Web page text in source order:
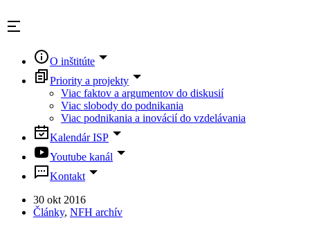
to
content
O inštitúte
Priority a projekty
Viac faktov a argumentov do diskusií
Viac slobody do podnikania
Viac podnikania a inovácií do vzdelávania
Kalendár ISP
Youtube kanál
Kontakt
30 okt 2016
Články, NFH archív